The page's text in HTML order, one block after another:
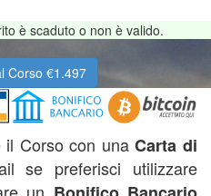
è scaduto o non è valido.
Corso €1.497
il Corso con unaCarta di
se preferisci utilizzare